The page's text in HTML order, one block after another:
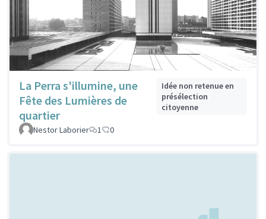
La Perra s'illumine, une
Fête des Lumières de
quartier
Idée non retenue en
présélection
citoyenne
Nestor Laborier 1 0